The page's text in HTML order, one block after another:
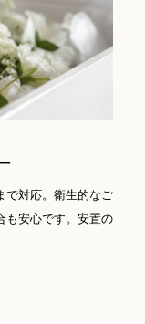
で対応。衛生的なご
も安心です。安置の